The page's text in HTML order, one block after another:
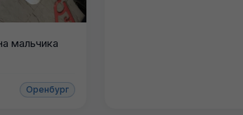
мальчика
Оренбург